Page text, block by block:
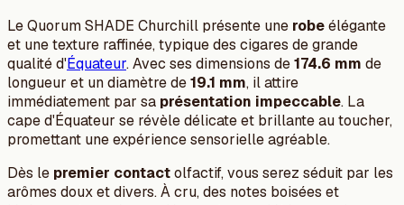
Le Quorum SHADE Churchill présente une robeélégante
et une texture raffinée, typique des cigares de grande
qualité d'Équateur. Avec ses dimensions de174.6 mm de
longueur et un diamètre de19.1 mm, il attire
immédiatement par sa présentation impeccable. La
cape d'Équateur se révèle délicate et brillante au toucher,
promettant une expérience sensorielle agréable.
Dès le premier contactolfactif, vous serez séduit par les
arômes doux et divers. À cru, des notes boisées et